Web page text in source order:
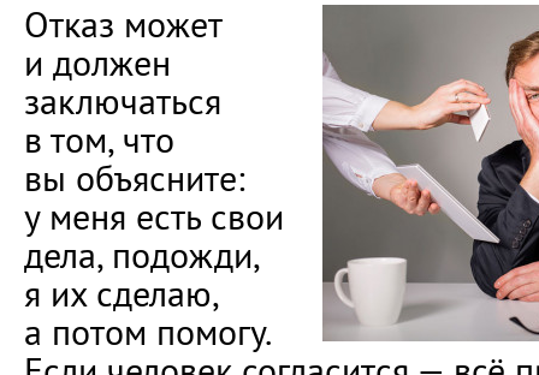
Отказ может
и должен
заключаться
в том, что
вы объясните:
у меня есть свои
дела, подожди,
я их сделаю,
а потом помогу.